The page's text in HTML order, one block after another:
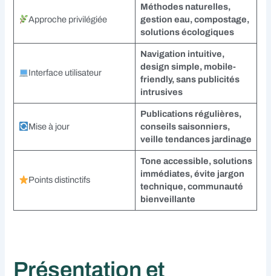
Approche privilégiée
Méthodes naturelles,
gestion eau, compostage,
solutions écologiques
Interface utilisateur
Navigation intuitive,
design simple, mobile-
friendly, sans publicités
intrusives
Mise à jour
Publications régulières,
conseils saisonniers,
veille tendances jardinage
Points distinctifs
Tone accessible, solutions
immédiates, évite jargon
technique, communauté
bienveillante
Présentation et